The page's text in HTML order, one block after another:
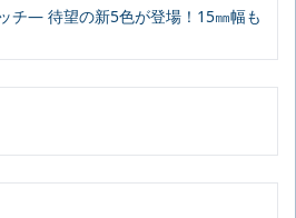
チ— 待望の新5色が登場！15㎜幅も